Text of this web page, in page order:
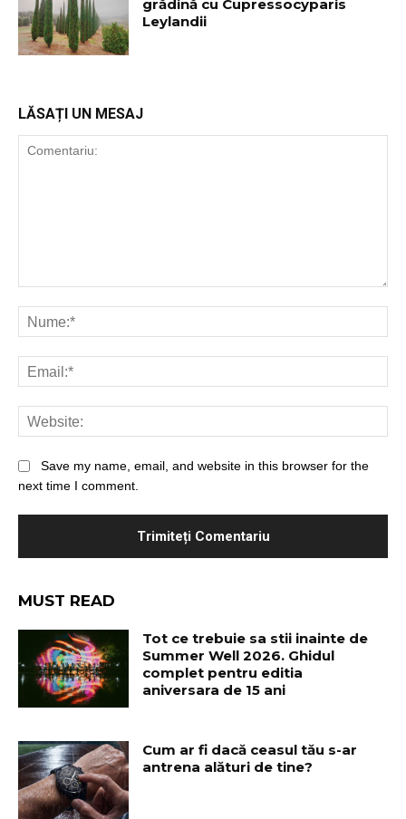
grădină cu Cupressocyparis
Leylandii
LĂSAȚI UN MESAJ
Save my name, email, and website in this browser for the
next time I comment.
MUST READ
Tot ce trebuie sa stii inainte de
Summer Well 2026. Ghidul
complet pentru editia
aniversara de 15 ani
Cum ar fi dacă ceasul tău s-ar
antrena alături de tine?